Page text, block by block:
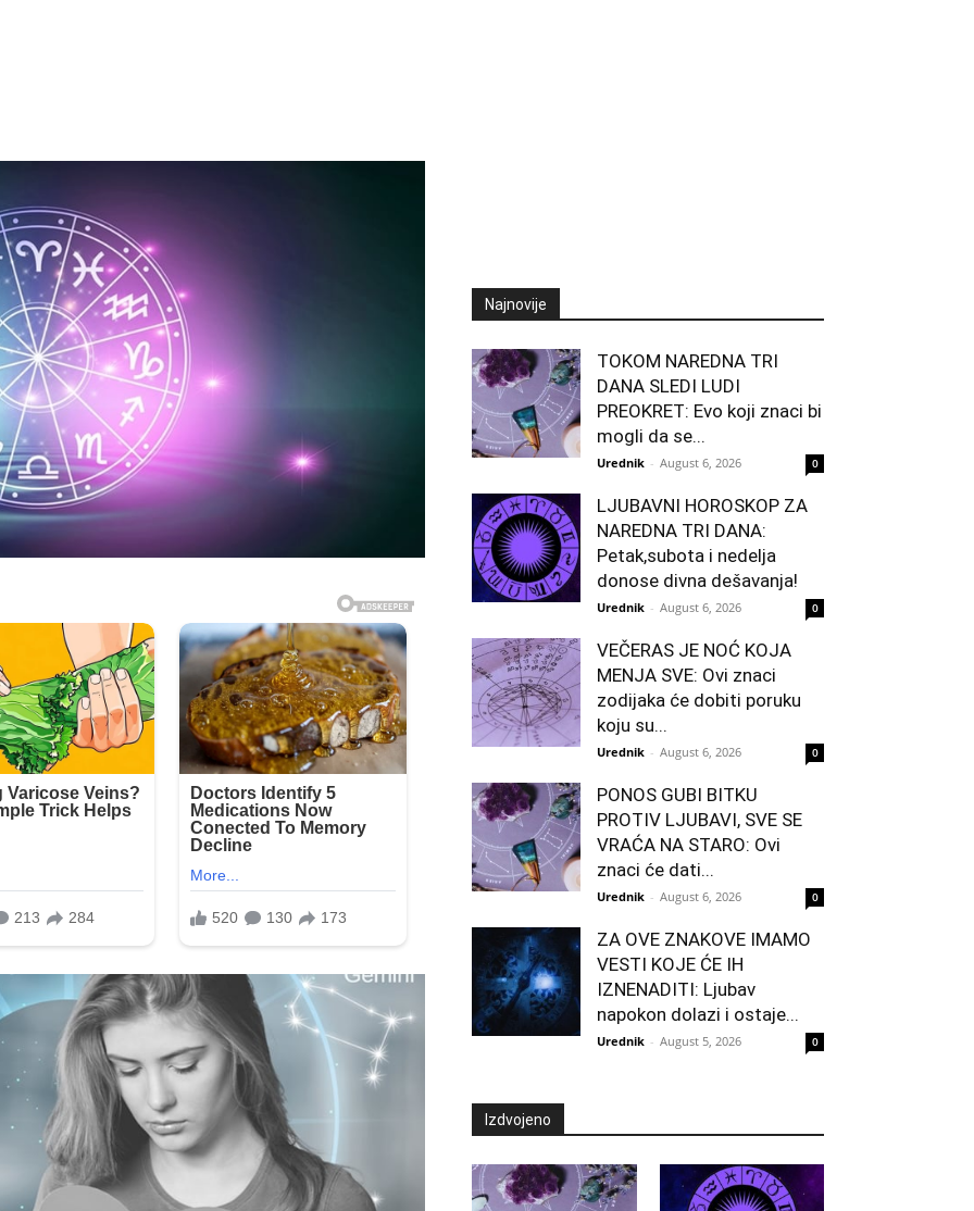
Najnovije
TOKOM NAREDNA TRI
DANA SLEDI LUDI
PREOKRET: Evo koji znaci bi
mogli da se...
Urednik - August 6, 2026 0
LJUBAVNI HOROSKOP ZA
NAREDNA TRI DANA:
Petak,subota i nedelja
donose divna dešavanja!
Urednik - August 6, 2026 0
VEČERAS JE NOĆ KOJA
MENJA SVE: Ovi znaci
zodijaka će dobiti poruku
koju su...
Urednik - August 6, 2026 0
PONOS GUBI BITKU
PROTIV LJUBAVI, SVE SE
VRAĆA NA STARO: Ovi
znaci će dati...
Urednik - August 6, 2026 0
ZA OVE ZNAKOVE IMAMO
VESTI KOJE ĆE IH
IZNENADITI: Ljubav
napokon dolazi i ostaje...
Urednik - August 5, 2026 0
Izdvojeno